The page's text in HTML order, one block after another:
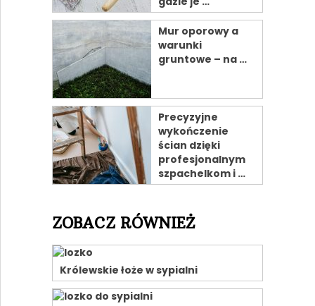
Mur oporowy a
warunki
gruntowe – na …
Precyzyjne
wykończenie
ścian dzięki
profesjonalnym
szpachelkom i …
ZOBACZ RÓWNIEŻ
Królewskie łoże w sypialni